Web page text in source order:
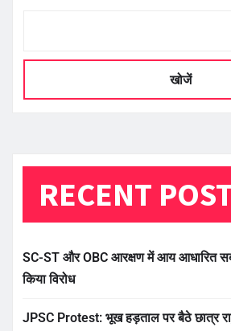
खोजें
RECENT
SC-ST और OBC आरक्षण में आय आधारित
किया विरोध
JPSC Protest: भूख हड़ताल पर बैठे छात्र